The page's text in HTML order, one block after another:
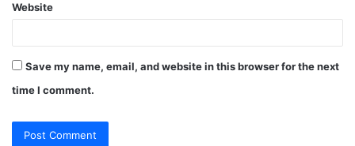
Website
Save my name, email, and website in this browser for the next
time I comment.